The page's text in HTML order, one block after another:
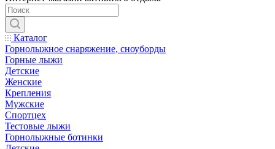
Каталог
Горнолыжное снаряжение, сноуборды
Горные лыжи
Детские
Женские
Крепления
Мужские
Спортцех
Тестовые лыжи
Горнолыжные ботинки